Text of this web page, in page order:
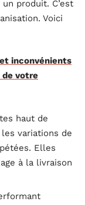
produit. C’est
Voici
inconvénients
votre
haut de
variations de
Elles
à la livraison